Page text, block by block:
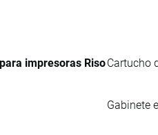
impresoras RisoCartucho
Gabinete